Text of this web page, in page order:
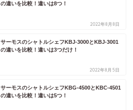
の違いを比較！違いは8つ！
2022年8月8日
サーモスのシャトルシェフKBJ-3000とKBJ-3001
の違いを比較！違いは3つだけ！
2022年8月5日
サーモスのシャトルシェフKBG-4500とKBC-4501
の違いを比較！違いは5つ！